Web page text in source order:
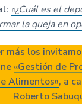
«¿Cuál es el
la queja en
más los
«Gestión de
Alimentos», a
Roberto